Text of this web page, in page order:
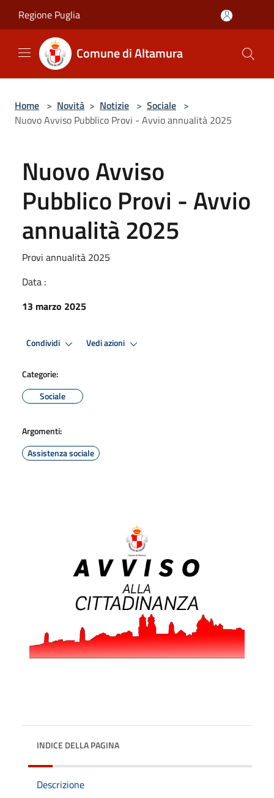
Regione Puglia
Comune di Altamura
Home > Novità > Notizie > Sociale >
Nuovo Avviso Pubblico Provi - Avvio annualità 2025
Nuovo Avviso
Pubblico Provi - Avvio
annualità 2025
Provi annualità 2025
Data :
13 marzo 2025
Condividi Vedi azioni
Categorie:
Sociale
Argomenti:
Assistenza sociale
INDICE DELLA PAGINA
Descrizione